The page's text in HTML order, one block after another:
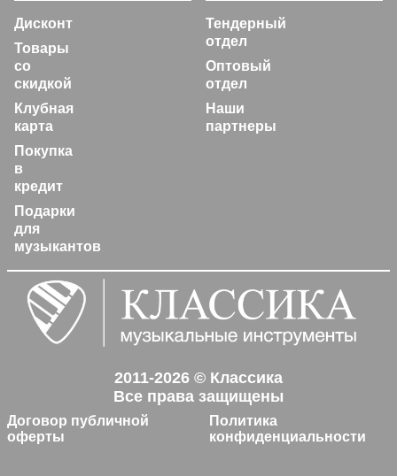
Дисконт
Товары
со
скидкой
Клубная
карта
Покупка
в
кредит
Подарки
для
музыкантов
Тендерный
отдел
Оптовый
отдел
Наши
партнеры
2011-2026 © Классика
Все права защищены
Договор публичной
оферты
Политика
конфиденциальности